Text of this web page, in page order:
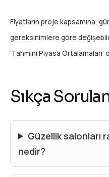
Fiyatların proje kapsamına,
gereksinimlere göre
‘Tahmini Piyasa Ortalamaları’
Sıkça
Güzellik salonları
nedir?